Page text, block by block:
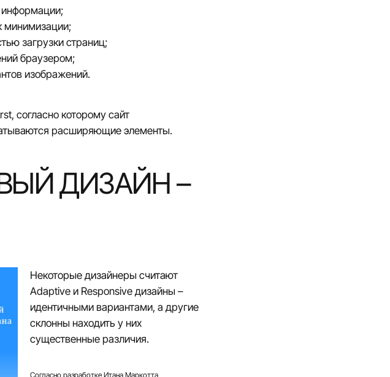
информации;
минимизации;
загрузки страниц;
браузером;
изображений.
согласно которому сайт
расширяющие элементы.
ДИЗАЙН –
Некоторые дизайнеры считают
Adaptive и Responsive дизайны –
идентичными вариантами, а другие
склонны находить у них
существенные различия.
Согласно разработке Итана Маркотта,